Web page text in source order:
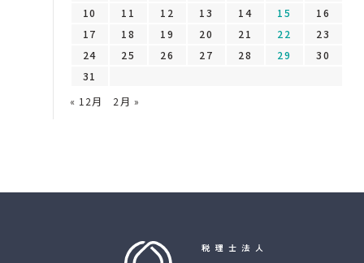
10
11 12 13 14 15
16
17
18 19 20 21 22
23
24
25 26 27 28 29
30
31
« 12月
2月 »